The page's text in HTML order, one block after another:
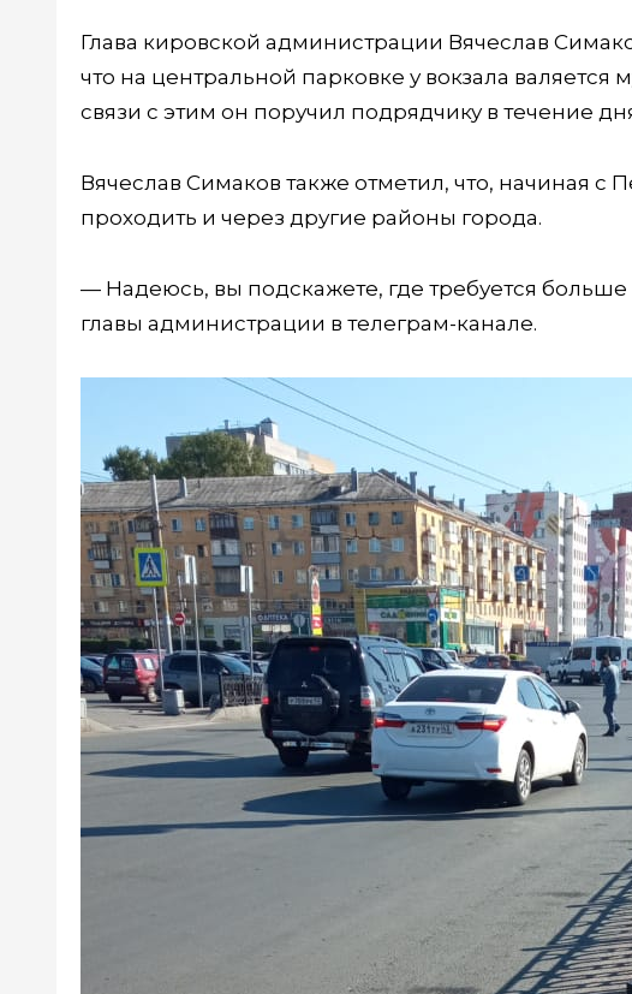
Глава кировской администрации Вячеслав
что на центральной парковке у вокзала валяется
связи с этим он поручил подрядчику в течение
Вячеслав Симаков также отметил, что, начиная с
проходить и через другие районы города.
— Надеюсь, вы подскажете, где требуется
главы администрации в телеграм-канале.